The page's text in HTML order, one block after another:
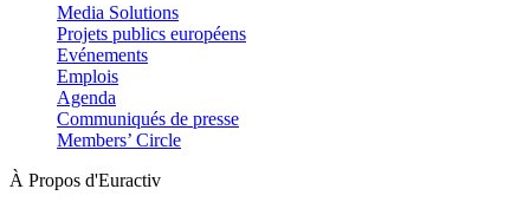
Media Solutions
Projets publics européens
Evénements
Emplois
Agenda
Communiqués de presse
Members’ Circle
À Propos d'Euractiv